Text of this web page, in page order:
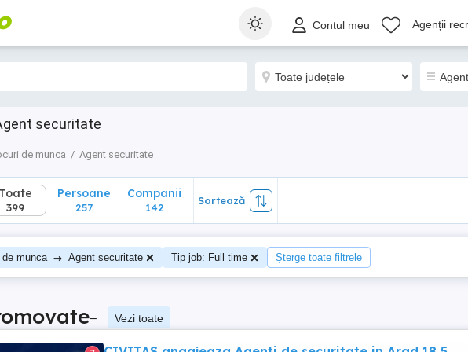
Contul meu Agenții
securitate
de munca Agent securitate
Toate
399
Persoane
257
Companii
142
Sortează
de munca → Agent securitate Tip job: Full time Șterge toate filtrele
– Vezi toate